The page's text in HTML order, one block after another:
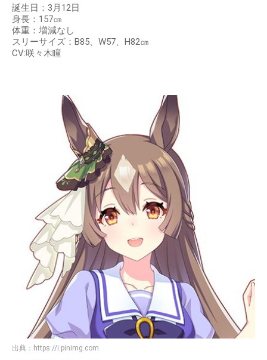
誕生日：3月12日
身長：157㎝
体重：増減なし
スリーサイズ：B85、W57、H82㎝
CV:咲々木瞳
出典： https://i.pinimg.com